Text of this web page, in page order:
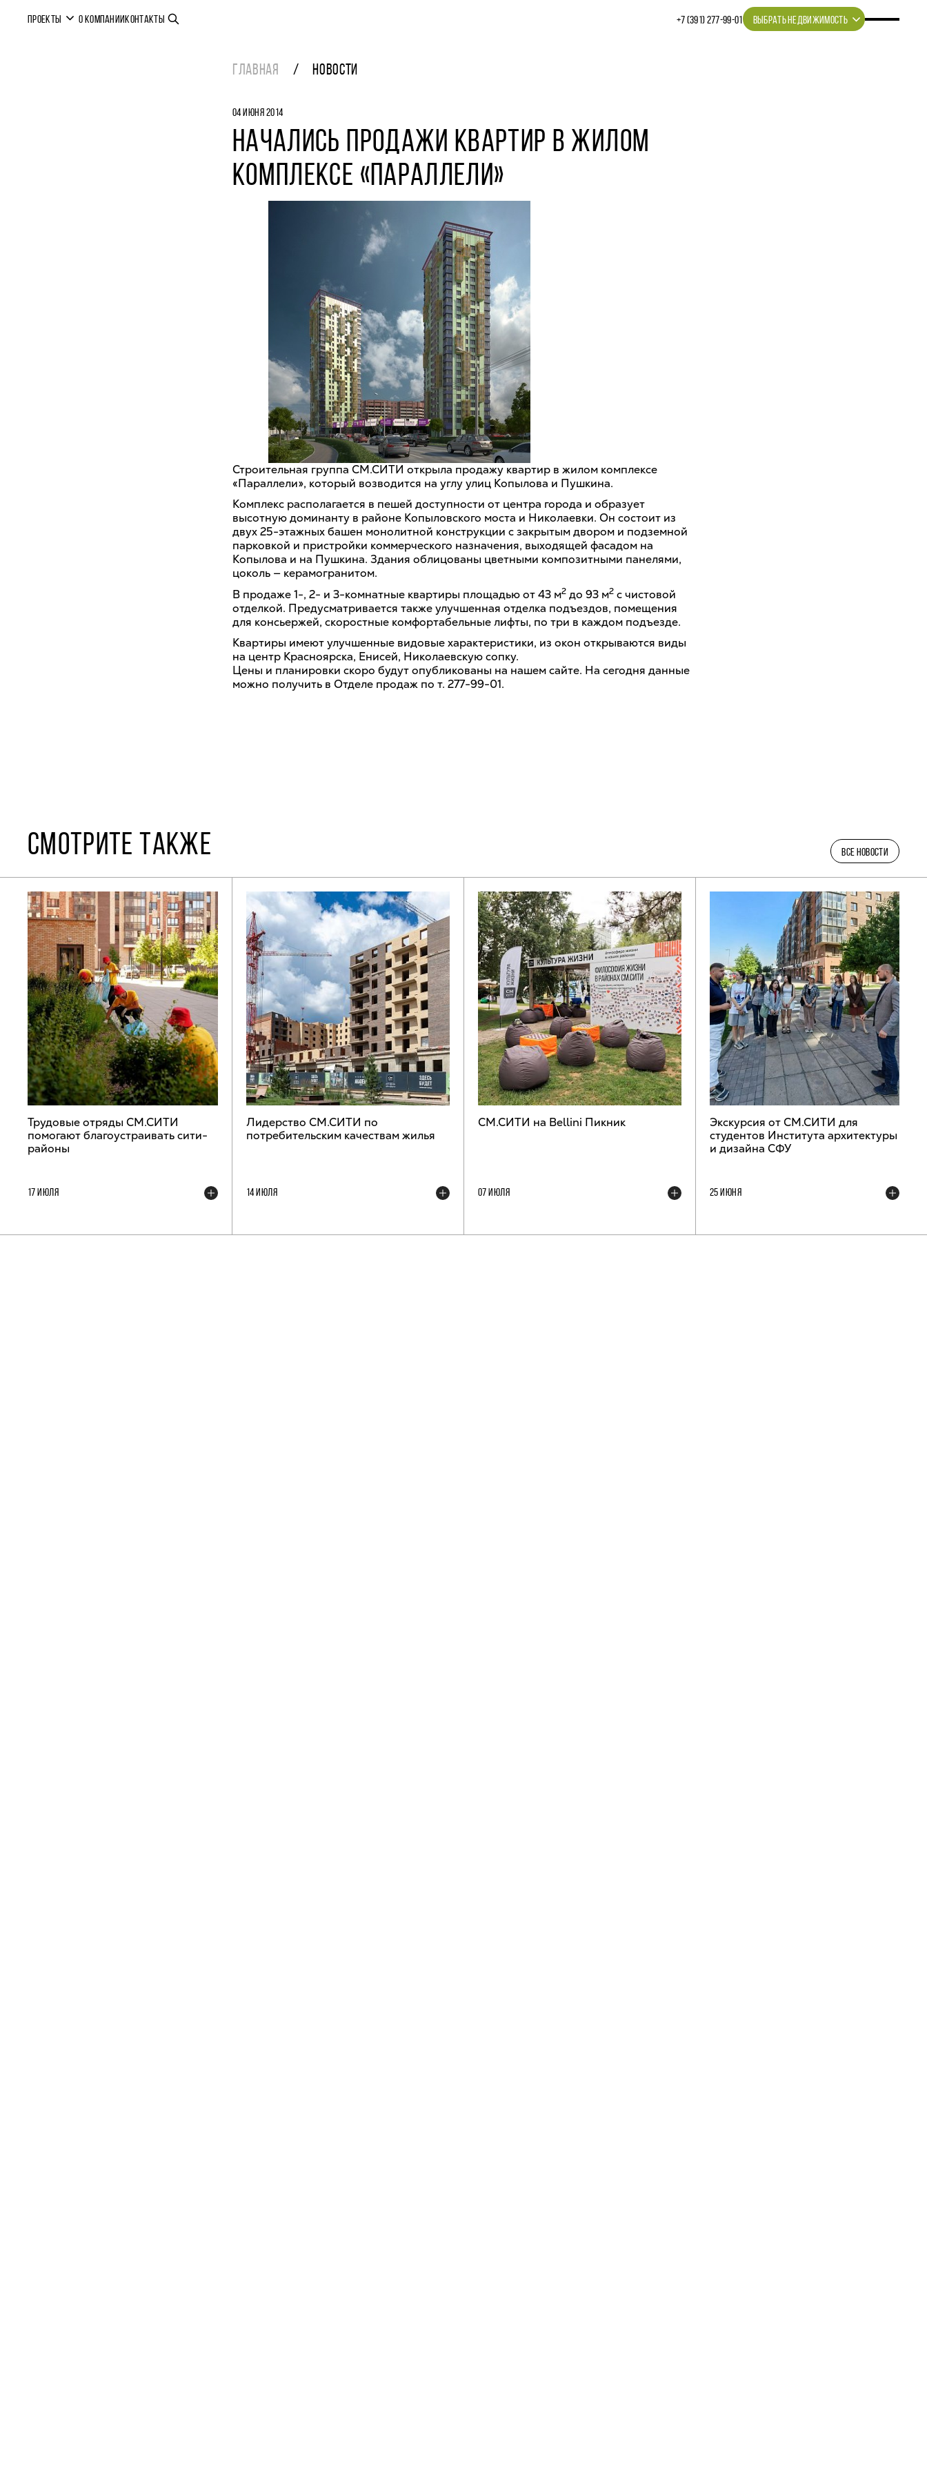
ПРОЕКТЫ О КОМПАНИИКОНТАКТЫ +7 (391) 277‒99‒01 ВЫБРАТЬ НЕДВИЖИМОСТЬ
ГЛАВНАЯ НОВОСТИ
04 ИЮНЯ 2014
НАЧАЛИСЬ ПРОДАЖИ КВАРТИР В ЖИЛОМ
КОМПЛЕКСЕ «ПАРАЛЛЕЛИ»
Строительная группа СМ.СИТИ открыла продажу квартир в жилом комплексе
«Параллели», который возводится на углу улиц Копылова и Пушкина.
Комплекс располагается в пешей доступности от центра города и образует
высотную доминанту в районе Копыловского моста и Николаевки. Он состоит из
двух 25-этажных башен монолитной конструкции с закрытым двором и подземной
парковкой и пристройки коммерческого назначения, выходящей фасадом на
Копылова и на Пушкина. Здания облицованы цветными композитными панелями,
цоколь — керамогранитом.
В продаже 1-, 2- и 3-комнатные квартиры площадью от 43 м2 до 93 м2 с чистовой
отделкой. Предусматривается также улучшенная отделка подъездов, помещения
для консьержей, скоростные комфортабельные лифты, по три в каждом подъезде.
Квартиры имеют улучшенные видовые характеристики, из окон открываются виды
на центр Красноярска, Енисей, Николаевскую сопку.
Цены и планировки скоро будут опубликованы на нашем сайте. На сегодня данные
можно получить в Отделе продаж по т. 277-99-01.
СМОТРИТЕ ТАКЖЕ ВСЕ НОВОСТИ
Трудовые отряды СМ.СИТИ
помогают благоустраивать сити-
районы
17 ИЮЛЯ
Лидерство СМ.СИТИ по
потребительским качествам жилья
14 ИЮЛЯ
СМ.СИТИ на Bellini Пикник
07 ИЮЛЯ
Экскурсия от СМ.СИТИ для
студентов Института архитектуры
и дизайна СФУ
25 ИЮНЯ